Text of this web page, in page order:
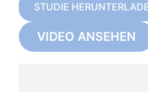
STUDIE
VIDEO ANSEHEN